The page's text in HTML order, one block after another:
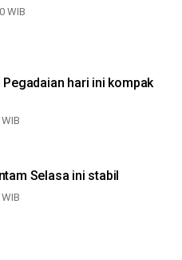
WIB
hari ini kompak
Selasa ini stabil